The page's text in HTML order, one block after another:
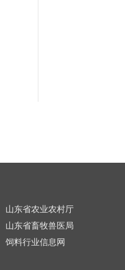
山东省农业农村厅
山东省畜牧兽医局
饲料行业信息网